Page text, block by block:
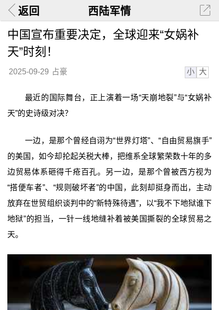
返回 西陆军情
中国宣布重要决定，全球迎来“女娲补
天”时刻！
2025-09-29 占豪 小 大
最近的国际舞台，正上演着一场“天崩地裂”与“女娲补
天”的史诗级对决？
一边，是那个曾经自诩为“世界灯塔”、“自由贸易旗手”
的美国，如今却抡起关税大棒，把维系全球繁荣数十年的多
边贸易体系砸得千疮百孔。另一边，是那个曾被西方视为
“搭便车者”、“规则破坏者”的中国，此刻却挺身而出，主动
放弃在世贸组织谈判中的“新特殊待遇”，以“我不下地狱谁下
地狱”的担当，一针一线地缝补着被美国撕裂的全球贸易之
天。